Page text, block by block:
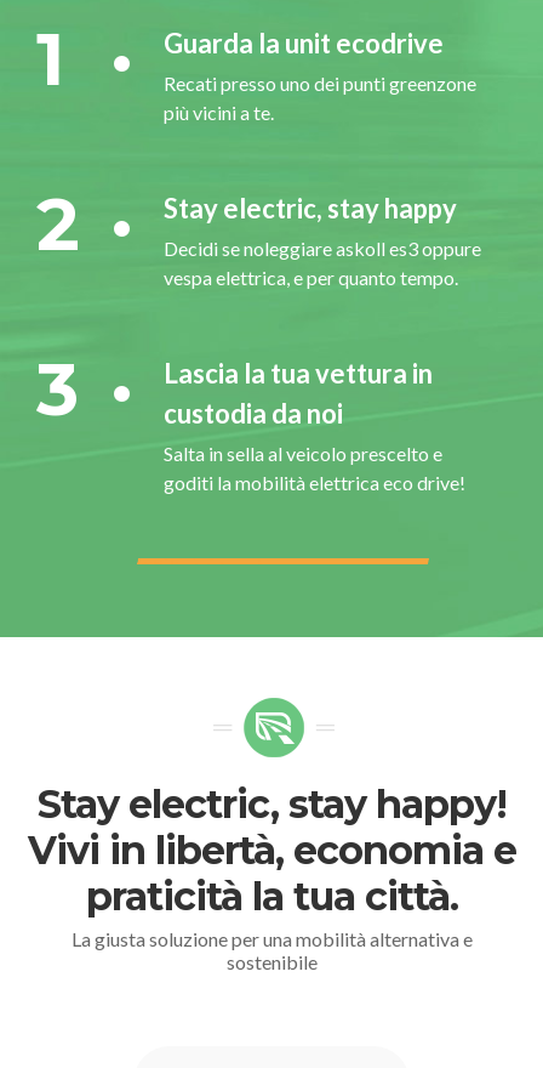
1 Guarda la unit ecodrive
Recati presso uno dei punti greenzone
più vicini a te.
2 Stay electric, stay happy
Decidi se noleggiare askoll es3 oppure
vespa elettrica, e per quanto tempo.
3
Lascia la tua vettura in
custodia da noi
Salta in sella al veicolo prescelto e
goditi la mobilità elettrica eco drive!
Stay electric, stay happy!
Vivi in libertà, economia e
praticità la tua città.
La giusta soluzione per una mobilità alternativa e
sostenibile